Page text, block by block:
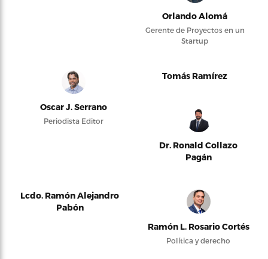
Orlando Alomá
Gerente de Proyectos en un
Startup
Oscar J. Serrano
Periodista Editor
Tomás Ramírez
Dr. Ronald Collazo
Pagán
Lcdo. Ramón Alejandro
Pabón
Ramón L. Rosario Cortés
Política y derecho